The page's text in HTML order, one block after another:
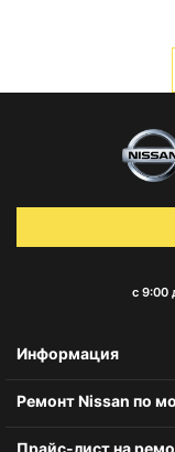
с 9:00
Информация
Ремонт Nissan по